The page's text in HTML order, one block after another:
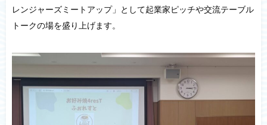
レンジャーズミートアップ」として起業家ピッチや交流テーブル
トークの場を盛り上げます。